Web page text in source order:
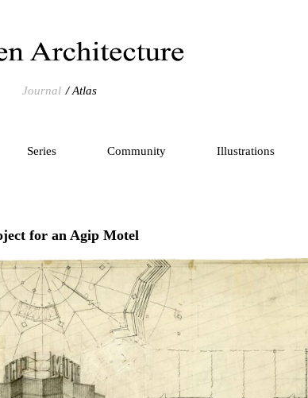
Journal Atlas
Series Community Illustrations
for an Agip Motel